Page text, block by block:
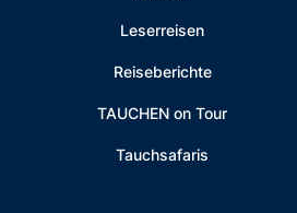
Leserreisen
Reiseberichte
TAUCHEN on Tour
Tauchsafaris